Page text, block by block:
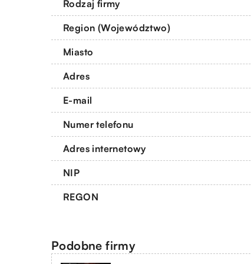
Rodzaj firmy
Region (Województwo)
Miasto
Adres
E-mail
Numer telefonu
Adres internetowy
NIP
REGON
Podobne firmy